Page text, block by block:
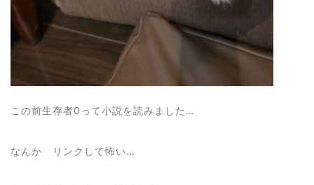
この前生存者0って小説を読みました…
なんか リンクして怖い…